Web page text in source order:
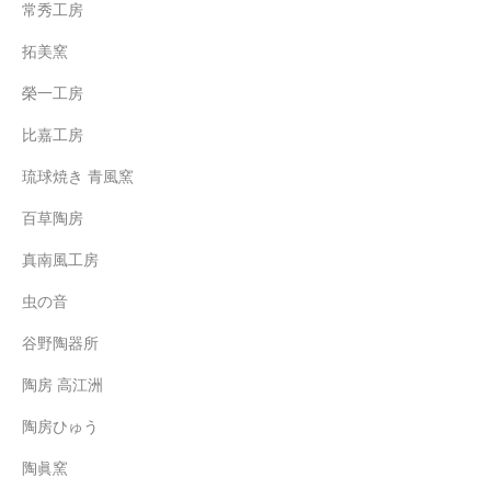
常秀工房
拓美窯
榮一工房
比嘉工房
琉球焼き 青風窯
百草陶房
真南風工房
虫の音
谷野陶器所
陶房 高江洲
陶房ひゅう
陶眞窯